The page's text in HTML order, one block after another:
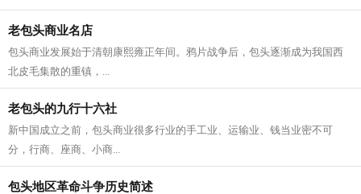
老包头商业名店
包头商业发展始于清朝康熙雍正年间。鸦片战争后，包头逐渐成为我国西
北皮毛集散的重镇，...
老包头的九行十六社
新中国成立之前，包头商业很多行业的手工业、运输业、钱当业密不可
分，行商、座商、小商...
包头地区革命斗争历史简述